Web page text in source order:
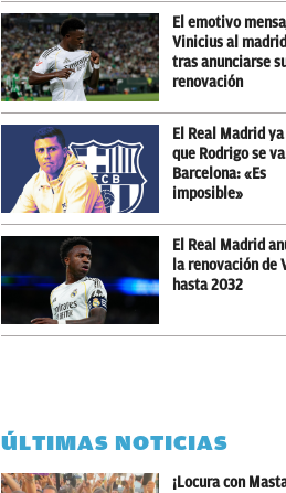
El emotivo
Vinicius al
tras anunciarse
renovación
El Real Madrid
que Rodrigo se va
Barcelona: «Es
imposible»
El Real Madrid
la renovación de
hasta 2032
ÚLTIMAS NOTICIAS
¡Locura con